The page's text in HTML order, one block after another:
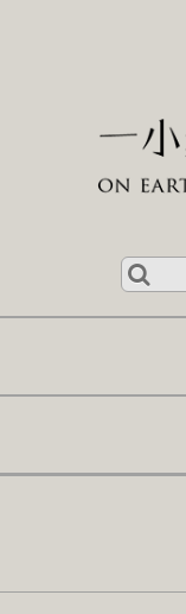
Search
for:
SKIP TO CONTENT